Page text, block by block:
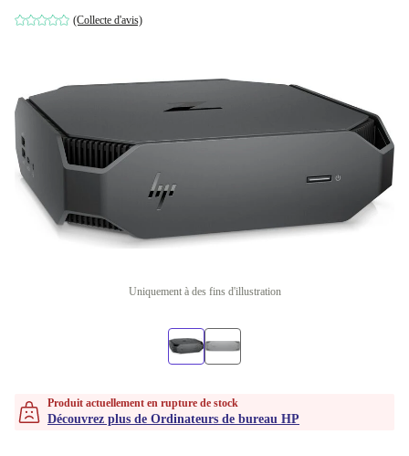
(Collecte d'avis)
Uniquement à des fins d'illustration
Produit actuellement en rupture de stock
Découvrez plus de Ordinateurs de bureau HP